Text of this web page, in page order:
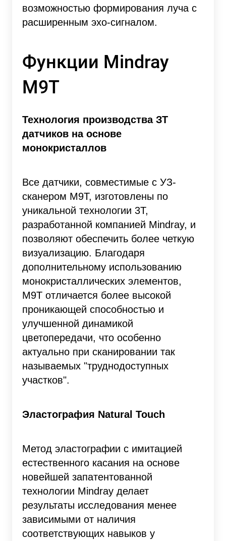
возможностью формирования луча с
расширенным эхо-сигналом.
Функции Mindray
M9T
Технология производства ЗТ
датчиков на основе
монокристаллов
Все датчики, совместимые с УЗ-
сканером M9T, изготовлены по
уникальной технологии 3Т,
разработанной компанией Mindray, и
позволяют обеспечить более четкую
визуализацию. Благодаря
дополнительному использованию
монокристаллических элементов,
M9T отличается более высокой
проникающей способностью и
улучшенной динамикой
цветопередачи, что особенно
актуально при сканировании так
называемых "труднодоступных
участков".
Эластография Natural Touch
Метод эластографии с имитацией
естественного касания на основе
новейшей запатентованной
технологии Mindray делает
результаты исследования менее
зависимыми от наличия
соответствующих навыков у